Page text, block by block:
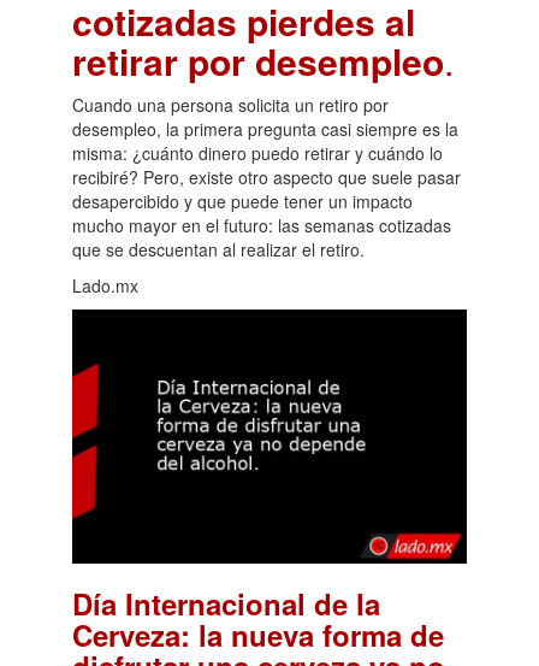
cotizadas pierdes al
retirar por desempleo.
Cuando una persona solicita un retiro por
desempleo, la primera pregunta casi siempre es la
misma: ¿cuánto dinero puedo retirar y cuándo lo
recibiré? Pero, existe otro aspecto que suele pasar
desapercibido y que puede tener un impacto
mucho mayor en el futuro: las semanas cotizadas
que se descuentan al realizar el retiro.
Lado.mx
Día Internacional de la
Cerveza: la nueva forma de